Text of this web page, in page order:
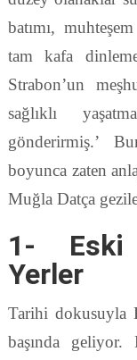
batımı,
tam kafa
Strabon’un
sağlıklı
gönderirmiş.’
boyunca zaten
Muğla Datça
1- Eski
Yerler
Tarihi dokusuyla
başında